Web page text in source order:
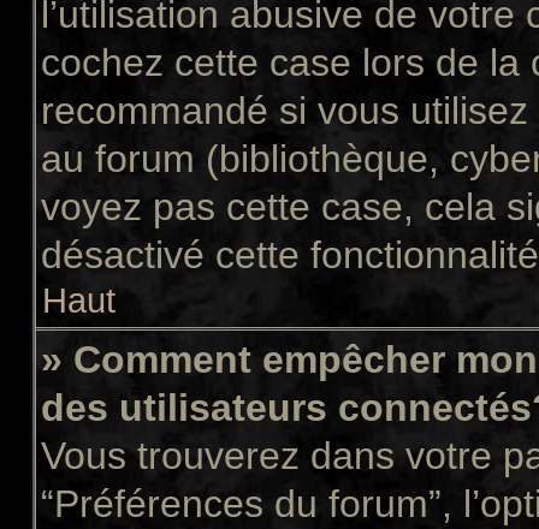
l’utilisation abusive de
cochez cette case lors de la
recommandé si vous
au forum (bibliothèque,
voyez pas cette case, cela
désactivé cette
Haut
» Comment empêcher
des utilisateurs
Vous trouverez dans votre
“Préférences du forum”,